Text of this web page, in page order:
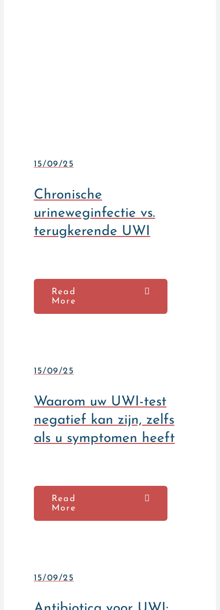
15/09/25
Chronische
urineweginfectie vs.
terugkerende UWI
Read
More
15/09/25
Waarom uw UWI-test
negatief kan zijn, zelfs
als u symptomen heeft
Read
More
15/09/25